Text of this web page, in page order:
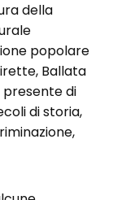
della
popolare
Ballata
di
di storia,